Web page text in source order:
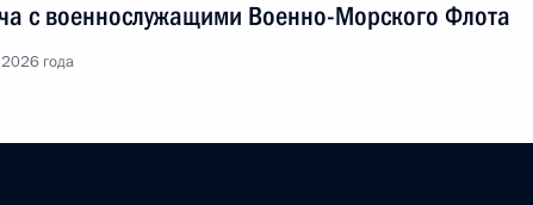
с военнослужащими Военно-Морского Флота
года